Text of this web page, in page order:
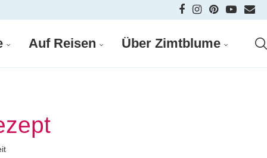
Auf Reisen Über Zimtblume